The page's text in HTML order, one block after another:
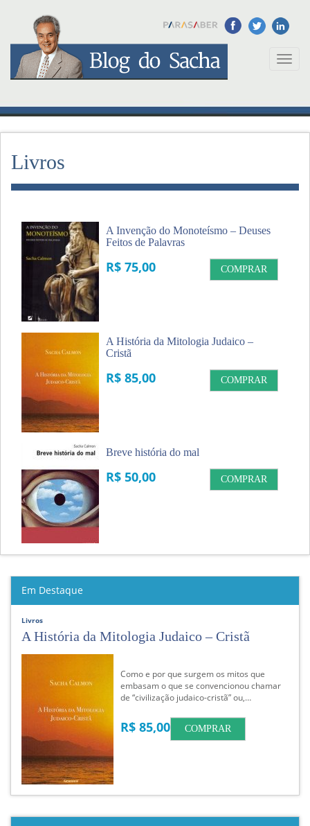
Toggle
Livros
A Invenção do Monoteísmo – Deuses
Feitos de Palavras
R$ 75,00 COMPRAR
A História da Mitologia Judaico –
Cristã
R$ 85,00 COMPRAR
Breve história do mal
R$ 50,00 COMPRAR
Em Destaque
Livros
A História da Mitologia Judaico – Cristã
Como e por que surgem os mitos que
embasam o que se convencionou chamar
de “civilização judaico-cristã” ou,…
R$ 85,00 COMPRAR